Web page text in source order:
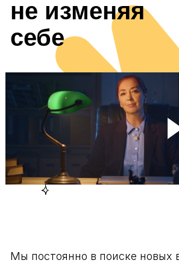
не изменяя
себе
Мы постоянно в поиске новых